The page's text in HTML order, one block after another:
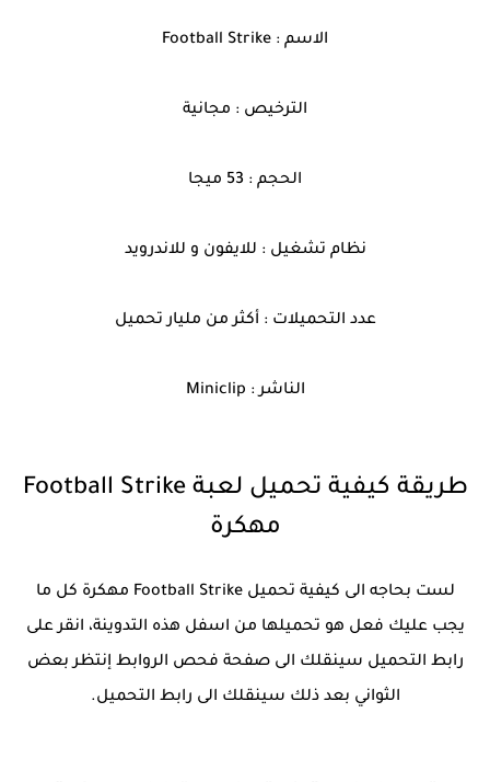
الاسم : Football Strike
الترخيص : مجانية
الحجم : 53 ميجا
نظام تشغيل : للايفون و للاندرويد
عدد التحميلات : أكثر من مليار تحميل
الناشر : Miniclip
طريقة كيفية تحميل لعبة Football Strike
مهكرة
لست بحاجه الى كيفية تحميل Football Strike مهكرة كل ما
يجب عليك فعل هو تحميلها من اسفل هذه التدوينة، انقر على
رابط التحميل سينقلك الى صفحة فحص الروابط إنتظر بعض
الثواني بعد ذلك سينقلك الى رابط التحميل.